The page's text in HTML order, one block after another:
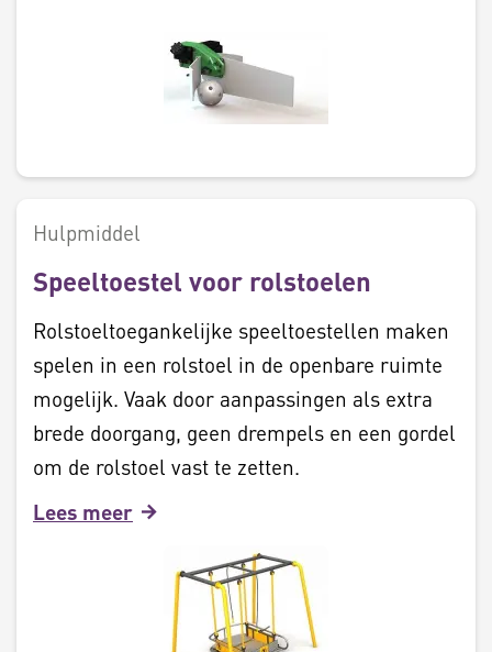
Hulpmiddel
Speeltoestel voor rolstoelen
Rolstoeltoegankelijke speeltoestellen maken
spelen in een rolstoel in de openbare ruimte
mogelijk. Vaak door aanpassingen als extra
brede doorgang, geen drempels en een gordel
om de rolstoel vast te zetten.
Lees meer